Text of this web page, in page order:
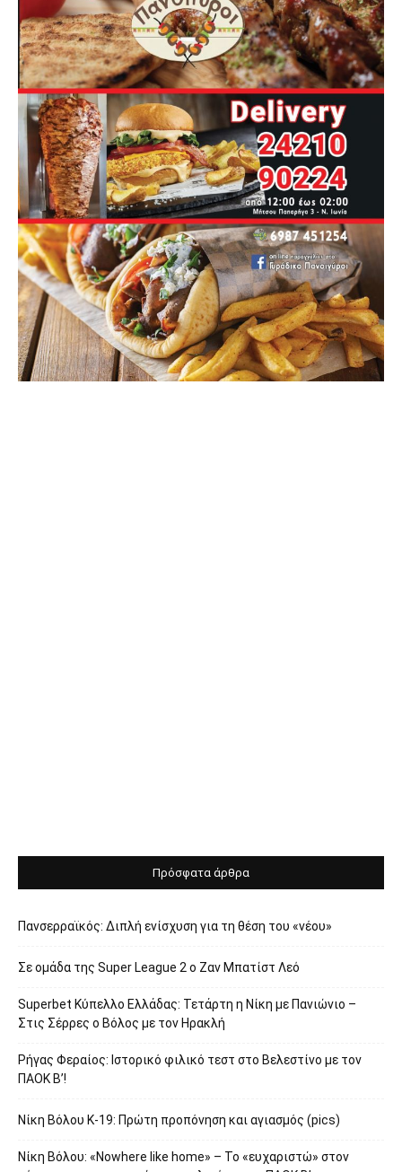
Πρόσφατα άρθρα
Πανσερραϊκός: Διπλή ενίσχυση για τη θέση του «νέου»
Σε ομάδα της Super League 2 o Ζαν Μπατίστ Λεό
Superbet Κύπελλο Ελλάδας: Τετάρτη η Νίκη με Πανιώνιο –
Στις Σέρρες ο Βόλος με τον Ηρακλή
Ρήγας Φεραίος: Ιστορικό φιλικό τεστ στο Βελεστίνο με τον
ΠΑΟΚ Β’!
Νίκη Βόλου Κ-19: Πρώτη προπόνηση και αγιασμός (pics)
Νίκη Βόλου: «Nowhere like home» – Το «ευχαριστώ» στον